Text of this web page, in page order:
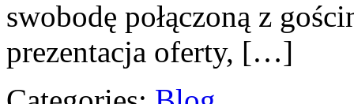
swobodę połączoną z
prezentacja oferty, […]